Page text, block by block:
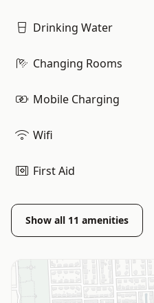
Drinking Water
Changing Rooms
Mobile Charging
Wifi
First Aid
Show all 11 amenities